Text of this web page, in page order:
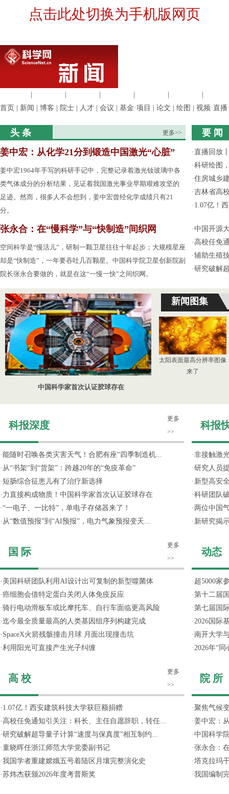
点击此处切换为手机版网页
首页
新闻 博客 院士 人才 会议 基金·项目 论文 绘图 视频·直播
头 条 更多>>
姜中宏：从化学21分到锻造中国激光“心脏”
姜中宏1964年手写的科研手记中，完整记录着激光钕玻璃中各
类气体成分的分析结果，见证着我国激光事业早期艰难攻坚的
足迹。然而，很多人不会想到，姜中宏曾经化学成绩只有21
分。
张永合：在“慢科学”与“快制造”间织网
空间科学是“慢活儿”，研制一颗卫星往往十年起步；大规模星座
却是“快制造”，一年要吞吐几百颗星。中国科学院卫星创新院副
院长张永合要做的，就是在这“一慢一快”之间织网。
要 闻
·直播回放
·科研绘图
·住房城乡
·吉林省高
· 1.07亿！
·中国开源
· 高校任免
·辅助生殖
·研究破解
中国科学家首次认证胶球存在
新闻图集
太阳表面最高分辨率图像
来了
科报深度
更多
>>
·能随时召唤各类灾害天气！合肥有座“四季制造机...
· 从“书架”到“货架”：跨越20年的“免疫革命”
· 短肠综合征患儿有了治疗新选择
· 力直接构成物质！中国科学家首次认证胶球存在
·“一电子、一比特”，单电子存储器来了！
· 从“数值预报”到“AI预报”，电力气象预报变天...
国 际
更多
>>
· 美国科研团队利用AI设计出可复制的新型噬菌体
·癌细胞会借特定蛋白关闭人体免疫反应
·骑行电动滑板车或比摩托车、自行车面临更高风险
·迄今最全质量最高的人类基因组序列构建完成
· SpaceX火箭残骸撞击月球 月面出现撞击坑
·利用阳光可直接产生光子纠缠
高 校
更多
>>
· 1.07亿！西安建筑科技大学获巨额捐赠
· 高校任免通知引关注：科长、主任自愿辞职，转任...
·研究破解超导量子计算“速度与保真度”相互制约...
·童晓晖任浙江师范大学党委副书记
·我国学者重建嫦娥五号着陆区月壤完整演化史
·苏炜杰获颁2026年度考普斯奖
科报
·非接触激
·研究人员
· 新型高安
·科研团队
· 两位中国
· 新研究揭
动态
· 超5000家
·第十二届
·第七届国
·2026国际
·南开大学
·2026年“
院 所
·聚焦气候
·姜中宏：
·中国科学
·张永合：
·塔克拉玛
·我国编制